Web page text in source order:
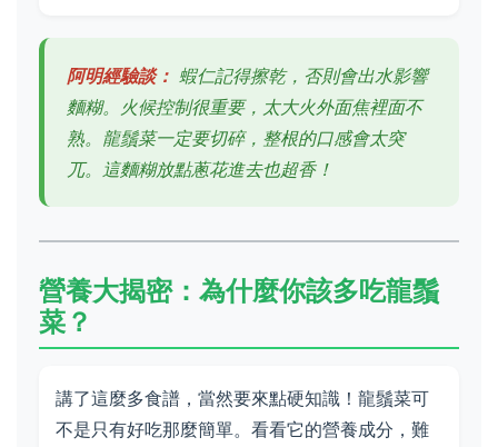
阿明經驗談： 蝦仁記得擦乾，否則會出水影響
麵糊。火候控制很重要，太大火外面焦裡面不
熟。龍鬚菜一定要切碎，整根的口感會太突
兀。這麵糊放點蔥花進去也超香！
營養大揭密：為什麼你該多吃龍鬚
菜？
講了這麼多食譜，當然要來點硬知識！龍鬚菜可
不是只有好吃那麼簡單。看看它的營養成分，難